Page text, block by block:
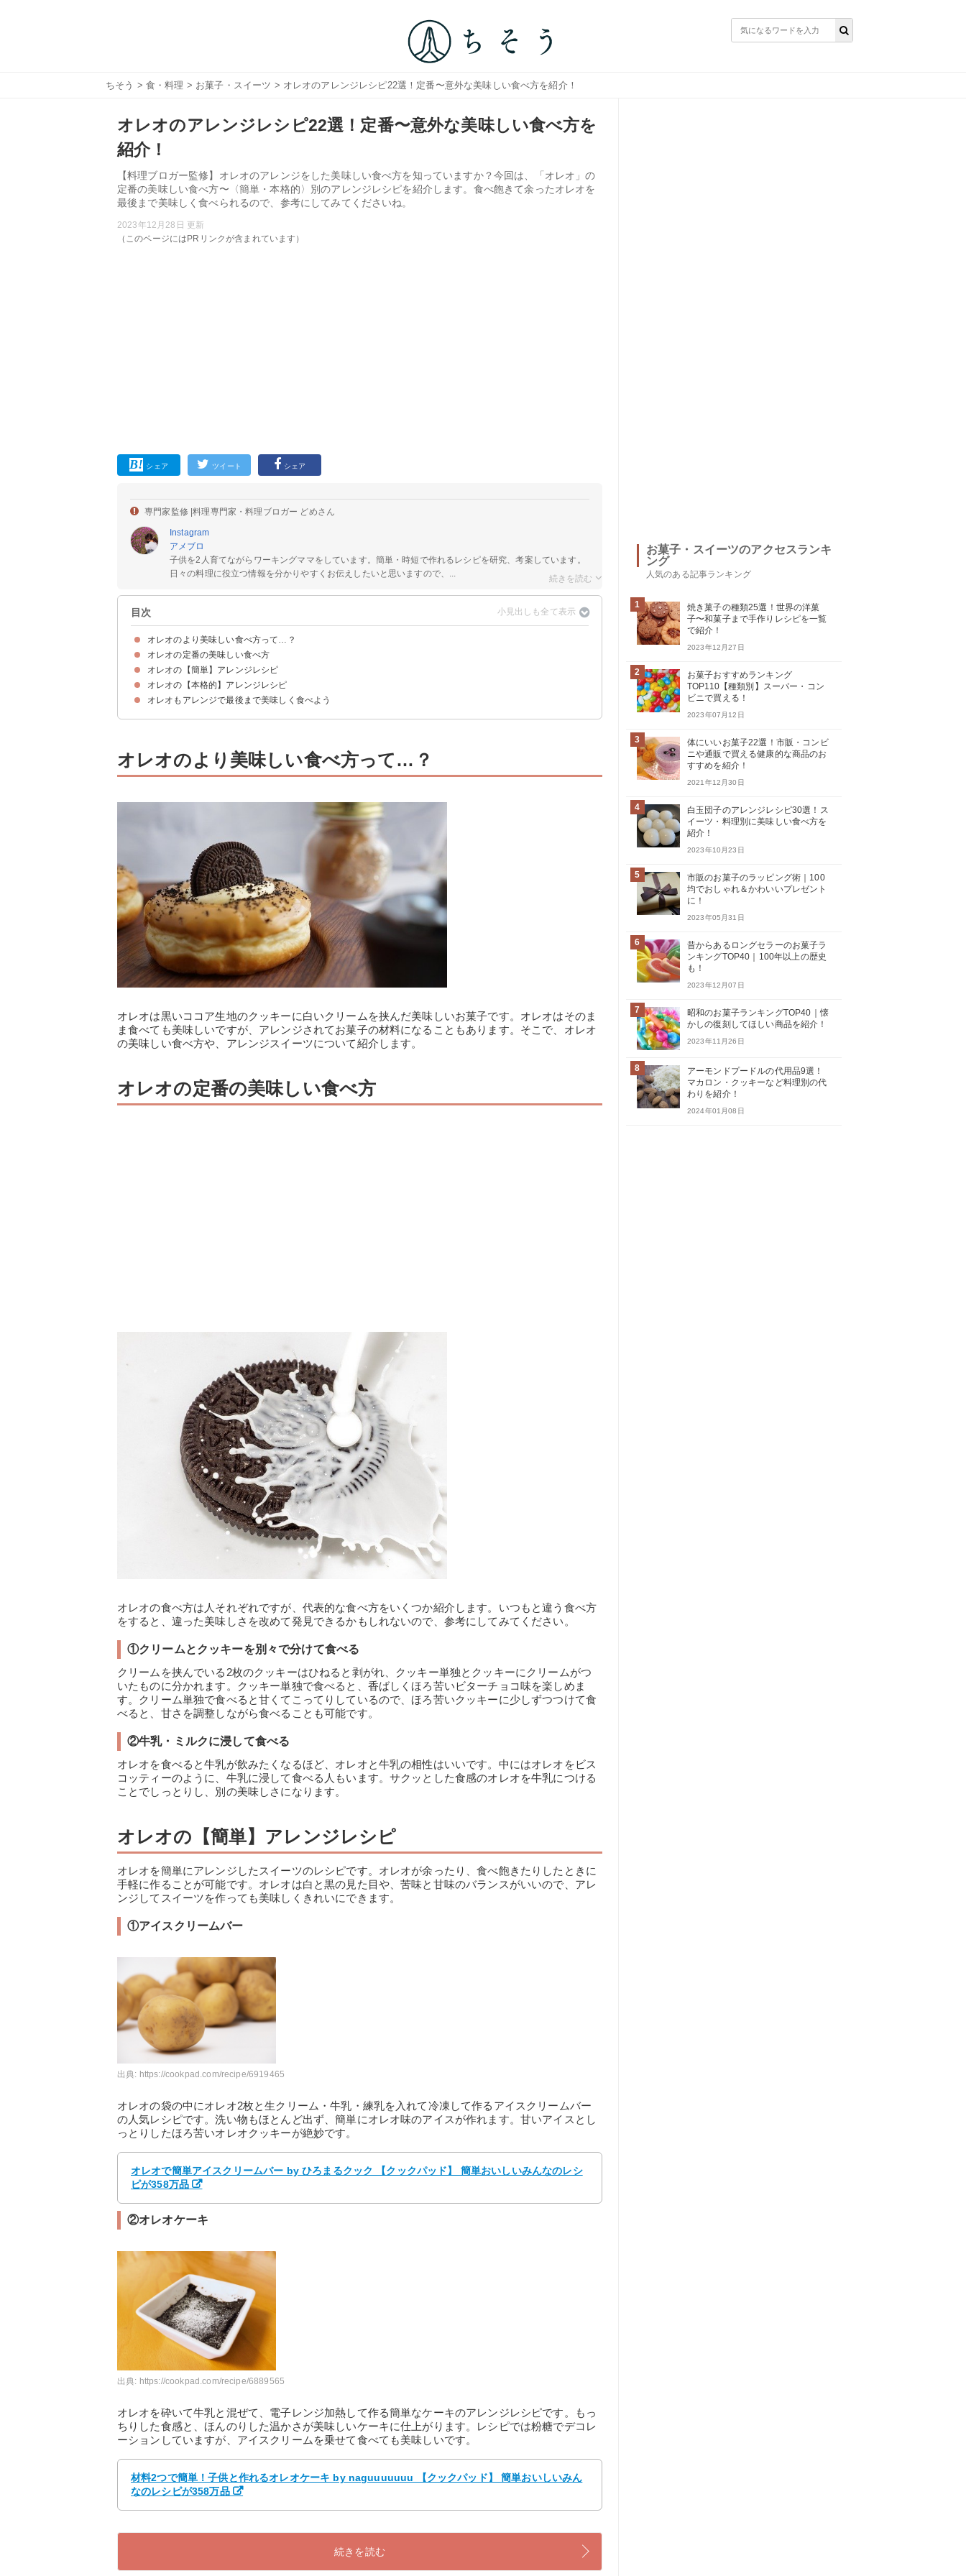
ちそう > 食・料理 > お菓子・スイーツ > オレオのアレンジレシピ22選！定番〜意外な美味しい食べ方を紹介！
オレオのアレンジレシピ22選！定番〜意外な美味しい食べ方を
紹介！
【料理ブロガー監修】オレオのアレンジをした美味しい食べ方を知っていますか？今回は、「オレオ」の
定番の美味しい食べ方〜〈簡単・本格的〉別のアレンジレシピを紹介します。食べ飽きて余ったオレオを
最後まで美味しく食べられるので、参考にしてみてくださいね。
2023年12月28日 更新
（このページにはPRリンクが含まれています）
シェア ツイート シェア
専門家監修 |料理専門家・料理ブロガー どめさん
Instagram
アメブロ
子供を2人育てながらワーキングママをしています。簡単・時短で作れるレシピを研究、考案しています。
日々の料理に役立つ情報を分かりやすくお伝えしたいと思いますので、...
目次
オレオのより美味しい食べ方って…？
オレオの定番の美味しい食べ方
①クリームとクッキーを別々で分けて食べる
②牛乳・ミルクに浸して食べる
オレオの【簡単】アレンジレシピ
①アイスクリームバー
②オレオケーキ
③マシュマロ入りチョコクランチ
④ホワイトチョコ入りのスコーン
⑤マシュマロサンドクッキー
⑥スコップオレオケーキ
⑦オレオシェイク
⑧オレオとバナナの入った食パンサンド
⑨ホットケーキミックスで作るオレオ入り蒸しパン
⑩オレオとクリームチーズのトースト
⑪おしゃれな生チョコタルト
⑫ヨーグルトティラミス
オレオの【本格的】アレンジレシピ
①オレオ入りバナナケーキ
②オレオのレアチーズケーキ
③濃厚オレオブラウニー
④しっとりオレオマフィン
⑤クリームチーズたっぷりのティラミス
⑥オレオチーズロリポップ
⑦トリュフ風チョコミントオレオボール
⑧韓国で人気のオレオ入りトゥンカロン
⑨糖質オフのガトーショコラ
⑩抹茶とオレオのパウンドケーキ
オレオもアレンジで最後まで美味しく食べよう
オレオのより美味しい食べ方って…？
オレオは黒いココア生地のクッキーに白いクリームを挟んだ美味しいお菓子です。オレオはそのま
ま食べても美味しいですが、アレンジされてお菓子の材料になることもあります。そこで、オレオ
の美味しい食べ方や、アレンジスイーツについて紹介します。
オレオの定番の美味しい食べ方
オレオの食べ方は人それぞれですが、代表的な食べ方をいくつか紹介します。いつもと違う食べ方
をすると、違った美味しさを改めて発見できるかもしれないので、参考にしてみてください。
①クリームとクッキーを別々で分けて食べる
クリームを挟んでいる2枚のクッキーはひねると剥がれ、クッキー単独とクッキーにクリームがつ
いたものに分かれます。クッキー単独で食べると、香ばしくほろ苦いビターチョコ味を楽しめま
す。クリーム単独で食べると甘くてこってりしているので、ほろ苦いクッキーに少しずつつけて食
べると、甘さを調整しながら食べることも可能です。
②牛乳・ミルクに浸して食べる
オレオを食べると牛乳が飲みたくなるほど、オレオと牛乳の相性はいいです。中にはオレオをビス
コッティーのように、牛乳に浸して食べる人もいます。サクッとした食感のオレオを牛乳につける
ことでしっとりし、別の美味しさになります。
オレオの【簡単】アレンジレシピ
オレオを簡単にアレンジしたスイーツのレシピです。オレオが余ったり、食べ飽きたりしたときに
手軽に作ることが可能です。オレオは白と黒の見た目や、苦味と甘味のバランスがいいので、アレ
ンジしてスイーツを作っても美味しくきれいにできます。
①アイスクリームバー
出典: https://cookpad.com/recipe/6919465
オレオの袋の中にオレオ2枚と生クリーム・牛乳・練乳を入れて冷凍して作るアイスクリームバー
の人気レシピです。洗い物もほとんど出ず、簡単にオレオ味のアイスが作れます。甘いアイスとし
っとりしたほろ苦いオレオクッキーが絶妙です。
オレオで簡単アイスクリームバー by ひろまるクック 【クックパッド】 簡単おいしいみんなのレシ
ピが358万品
②オレオケーキ
出典: https://cookpad.com/recipe/6889565
オレオを砕いて牛乳と混ぜて、電子レンジ加熱して作る簡単なケーキのアレンジレシピです。もっ
ちりした食感と、ほんのりした温かさが美味しいケーキに仕上がります。レシピでは粉糖でデコレ
ーションしていますが、アイスクリームを乗せて食べても美味しいです。
材料2つで簡単！子供と作れるオレオケーキ by naguuuuuuu 【クックパッド】 簡単おいしいみん
なのレシピが358万品
続きを読む
お菓子・スイーツのアクセスランキ
ング
人気のある記事ランキング
1
焼き菓子の種類25選！世界の洋菓
子〜和菓子まで手作りレシピを一覧
で紹介！
2023年12月27日
2
お菓子おすすめランキング
TOP110【種類別】スーパー・コン
ビニで買える！
2023年07月12日
3
体にいいお菓子22選！市販・コンビ
ニや通販で買える健康的な商品のお
すすめを紹介！
2021年12月30日
4
白玉団子のアレンジレシピ30選！ス
イーツ・料理別に美味しい食べ方を
紹介！
2023年10月23日
5
市販のお菓子のラッピング術｜100
均でおしゃれ＆かわいいプレゼント
に！
2023年05月31日
6
昔からあるロングセラーのお菓子ラ
ンキングTOP40｜100年以上の歴史
も！
2023年12月07日
7
昭和のお菓子ランキングTOP40｜懐
かしの復刻してほしい商品を紹介！
2023年11月26日
8
アーモンドプードルの代用品9選！
マカロン・クッキーなど料理別の代
わりを紹介！
2024年01月08日